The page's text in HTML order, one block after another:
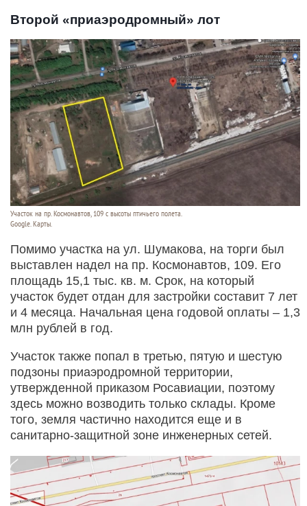
Второй «приаэродромный» лот
Участок на пр. Космонавтов, 109 с высоты птичьего полета.
Google. Карты.
Помимо участка на ул. Шумакова, на торги был
выставлен надел на пр. Космонавтов, 109. Его
площадь 15,1 тыс. кв. м. Срок, на который
участок будет отдан для застройки составит 7 лет
и 4 месяца. Начальная цена годовой оплаты – 1,3
млн рублей в год.
Участок также попал в третью, пятую и шестую
подзоны приаэродромной территории,
утвержденной приказом Росавиации, поэтому
здесь можно возводить только склады. Кроме
того, земля частично находится еще и в
санитарно-защитной зоне инженерных сетей.